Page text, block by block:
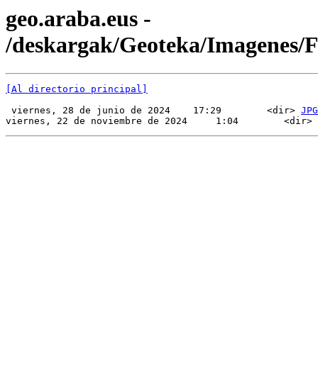
geo.araba.eus -
/deskargak/Geoteka/Imagenes/
[Al directorio principal]
viernes, 28 de junio de 2024    17:29        <dir> JPG
viernes, 22 de noviembre de 2024     1:04        <dir>